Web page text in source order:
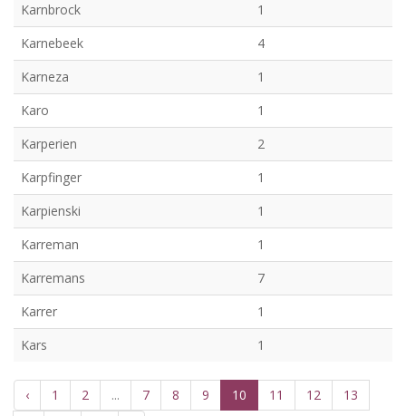
Karnbrock
1
Karnebeek
4
Karneza
1
Karo
1
Karperien
2
Karpfinger
1
Karpienski
1
Karreman
1
Karremans
7
Karrer
1
Kars
1
‹ 1 2 ... 7 8 9 10 11 12 13